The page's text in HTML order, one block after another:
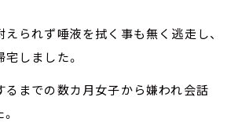
られず唾液を拭く事も無く逃走し、
しました。
までの数カ月女子から嫌われ会話